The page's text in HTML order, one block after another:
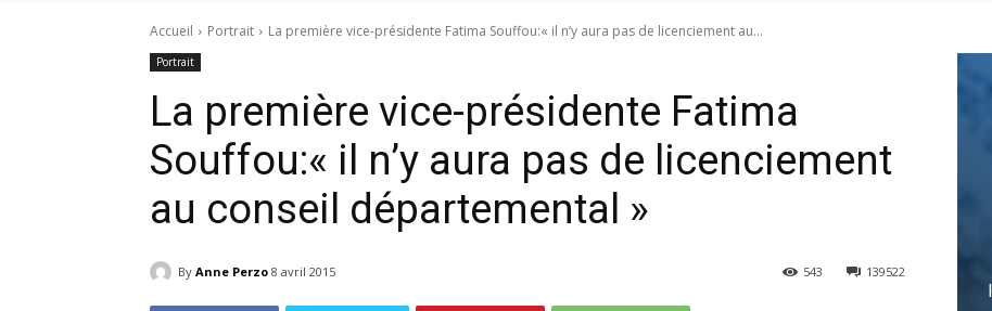
Accueil Portrait La première vice-présidente Fatima Souffou:« il n’y aura pas de licenciement au...
Portrait
La première vice-présidente Fatima
Souffou:« il n’y aura pas de licenciement
au conseil départemental »
By Anne Perzo 8 avril 2015 139522
543